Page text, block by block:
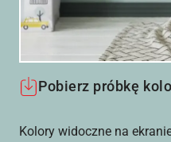
Pobierz próbkę
Kolory widoczne na